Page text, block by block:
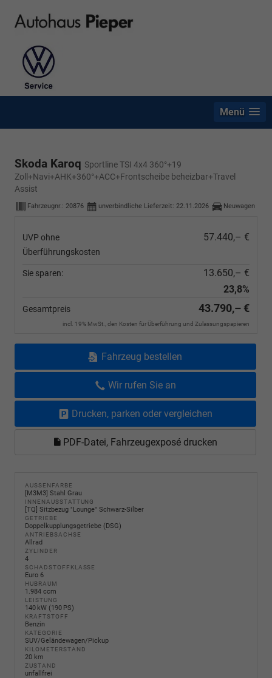
Menü
Skoda Karoq Sportline TSI 4x4 360°+19
Zoll+Navi+AHK+360°+ACC+Frontscheibe beheizbar+Travel
Assist
Fahrzeugnr.: 20876 unverbindliche Lieferzeit: 22.11.2026 Neuwagen
UVP ohne
Überführungskosten
57.440,– €
Sie sparen:
13.650,– €
23,8%
Gesamtpreis 43.790,– €
incl. 19% MwSt., den Kosten für Überführung und Zulassungspapieren
Fahrzeug bestellen
Wir rufen Sie an
Drucken, parken oder vergleichen
PDF-Datei, Fahrzeugexposé drucken
AUSSENFARBE
[M3M3] Stahl Grau
INNENAUSSTATTUNG
[TQ] Sitzbezug "Lounge" Schwarz-Silber
GETRIEBE
Doppelkupplungsgetriebe (DSG)
ANTRIEBSACHSE
Allrad
ZYLINDER
4
SCHADSTOFFKLASSE
Euro 6
HUBRAUM
1.984 ccm
LEISTUNG
140 kW (190 PS)
KRAFTSTOFF
Benzin
KATEGORIE
SUV/Geländewagen/Pickup
KILOMETERSTAND
20 km
ZUSTAND
unfallfrei